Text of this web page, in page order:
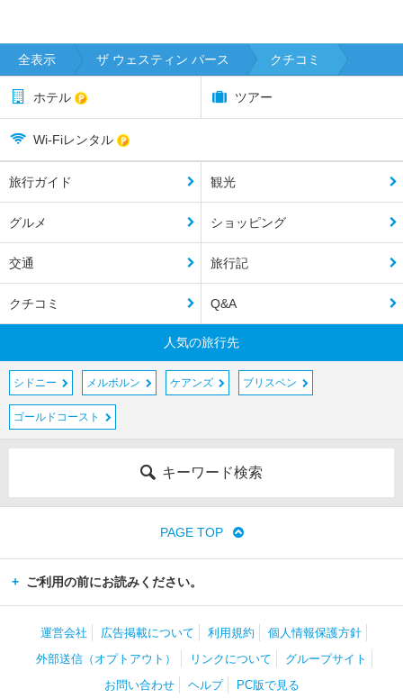
全表示 ザ ウェスティン パース クチコミ
ホテル ツアー
Wi-Fiレンタル
旅行ガイド 観光
グルメ ショッピング
交通 旅行記
クチコミ Q&A
人気の旅行先
シドニー メルボルン ケアンズ ブリスベン
ゴールドコースト
キーワード検索
PAGE TOP
ご利用の前にお読みください。
運営会社 広告掲載について 利用規約
個人情報保護方針
外部送信（オプトアウト）
リンクについて
グループサイト
お問い合わせ
ヘルプ PC版で見る